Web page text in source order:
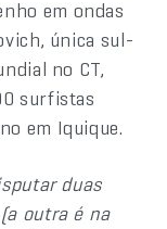
em ondas
única sul-
no CT,
surfistas
em Iquique.
duas
outra é na